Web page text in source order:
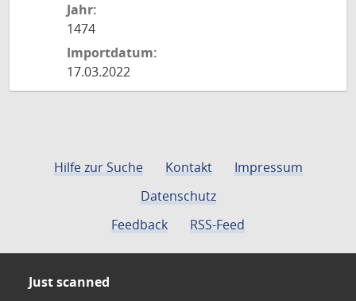
Jahr:
1474
Importdatum:
17.03.2022
Hilfe zur Suche Kontakt
Impressum
Datenschutz
Feedback
RSS-Feed
Just scanned